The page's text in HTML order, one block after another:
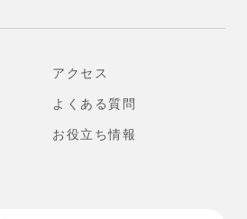
アクセス
よくある質問
お役立ち情報